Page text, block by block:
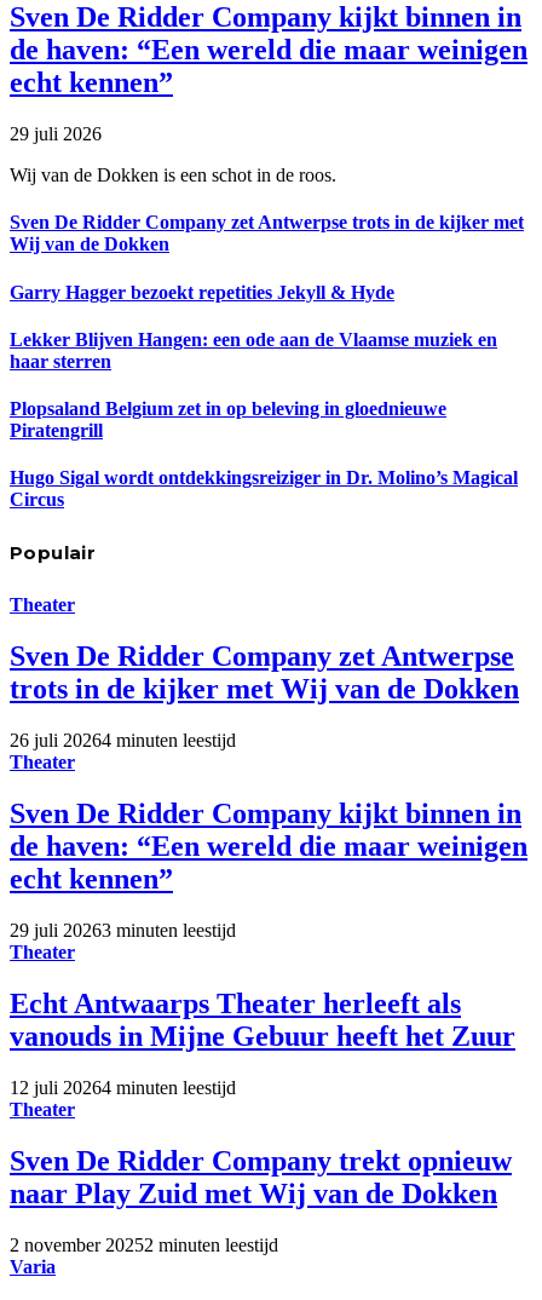
Sven De Ridder Company kijkt binnen in
de haven: “Een wereld die maar weinigen
echt kennen”
29 juli 2026
Wij van de Dokken is een schot in de roos.
Sven De Ridder Company zet Antwerpse trots in de kijker met
Wij van de Dokken
Garry Hagger bezoekt repetities Jekyll & Hyde
Lekker Blijven Hangen: een ode aan de Vlaamse muziek en
haar sterren
Plopsaland Belgium zet in op beleving in gloednieuwe
Piratengrill
Hugo Sigal wordt ontdekkingsreiziger in Dr. Molino’s Magical
Circus
Populair
Theater
Sven De Ridder Company zet Antwerpse
trots in de kijker met Wij van de Dokken
26 juli 20264 minuten leestijd
Theater
Sven De Ridder Company kijkt binnen in
de haven: “Een wereld die maar weinigen
echt kennen”
29 juli 20263 minuten leestijd
Theater
Echt Antwaarps Theater herleeft als
vanouds in Mijne Gebuur heeft het Zuur
12 juli 20264 minuten leestijd
Theater
Sven De Ridder Company trekt opnieuw
naar Play Zuid met Wij van de Dokken
2 november 20252 minuten leestijd
Varia